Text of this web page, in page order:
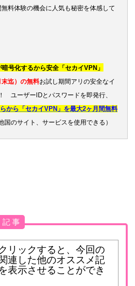
無料体験の機会に人気も秘密を体感して
暗号化するから安全「セカイVPN」
迄）の無料お試し期間アリの安全なイ
ユーザーIDとパスワードを即発行、
から「セカイVPN」を最大2ヶ月間無料
国のサイト、サービスを使用できる）
記 事
リックすると、今回の
連した他のオススメ記
表示させることができ